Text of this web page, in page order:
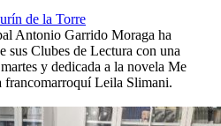
de la Torre
Antonio Garrido Moraga ha
sus Clubes de Lectura con una
y dedicada a la novela Me
francomarroquí Leila Slimani.